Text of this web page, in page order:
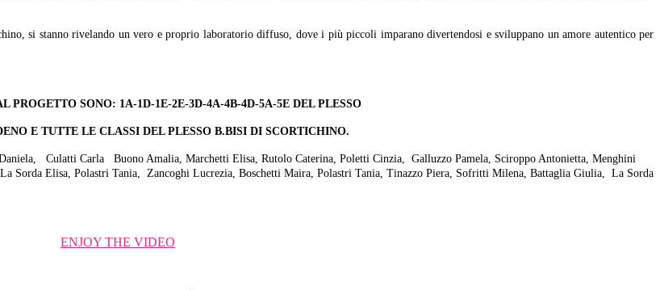
si stanno rivelando un vero e proprio laboratorio diffuso, dove i più piccoli imparano divertendosi e sviluppano un amore autentico per
PROGETTO SONO: 1A-1D-1E-2E-3D-4A-4B-4D-5A-5E DEL PLESSO
E TUTTE LE CLASSI DEL PLESSO B.BISI DI SCORTICHINO.
Culatti Carla Buono Amalia, Marchetti Elisa, Rutolo Caterina, Poletti Cinzia, Galluzzo Pamela, Sciroppo Antonietta, Menghini
La Sorda Elisa, Polastri Tania, Zancoghi Lucrezia, Boschetti Maira, Polastri Tania, Tinazzo Piera, Sofritti Milena, Battaglia Giulia, La Sorda
ENJOY THE VIDEO